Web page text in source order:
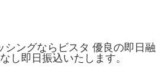
シングならビスタ 優良の即日融
し即日振込いたします。